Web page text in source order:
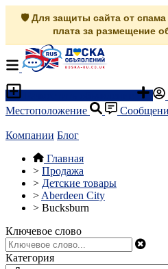
🛡️ Для защиты сайта от
плата за размещение
Местоположение
Компании Блог
Главная
> Продажа
> Детские товары
> Aberdeen City
> Bucksburn
Ключевое слово
Категория